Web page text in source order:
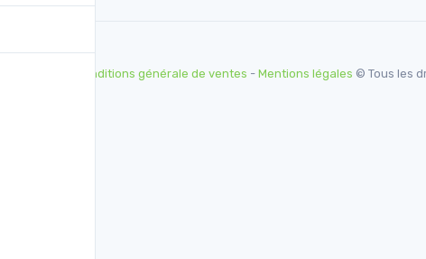
Conditions générale de ventes - Mentions légales © Tous les